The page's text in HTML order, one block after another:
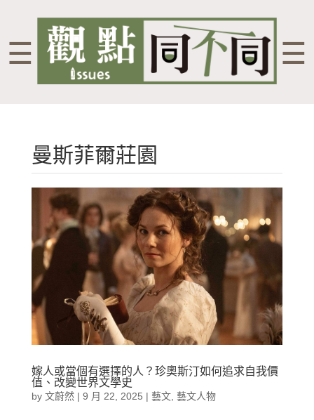
☰ ☰
曼斯菲爾莊園
嫁人或當個有選擇的人？珍奧斯汀如何追求自我價
值、改變世界文學史
by 文蔚然| 9 月 22, 2025 | 藝文, 藝文人物